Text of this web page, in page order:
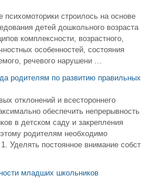
психомоторики строилось на основе
детей дошкольного возраста
комплексности, возрастного,
особенностей, состояния
речевого нарушени ...
родителям по развитию правильных
отклонений и всестороннего
обеспечить непрерывность
в детском саду и закрепления
родителям необходимо
Уделять постоянное внимание собст
младших школьников